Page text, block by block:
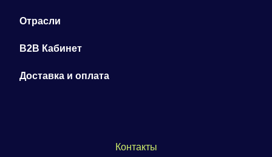
Отрасли
B2B Кабинет
Доставка и оплата
Контакты